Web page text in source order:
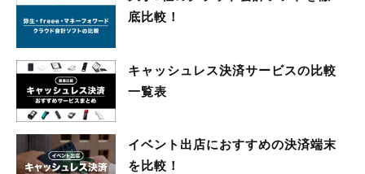
底比較！
キャッシュレス決済サービスの比較
一覧表
イベント出店におすすめの決済端末
を比較！